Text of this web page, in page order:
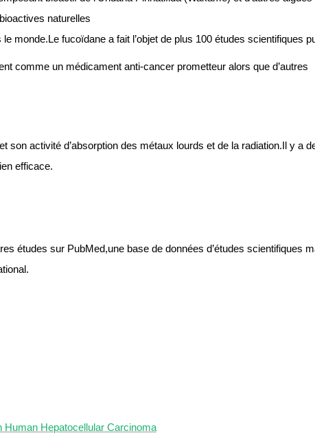
naturelles
monde.Le fucoïdane a fait l’objet de plus 100 études scientifiques
comme un médicament anti-cancer prometteur alors que d’autres
activité d’absorption des métaux lourds et de la radiation.Il y a
efficace.
études sur PubMed,une base de données d’études scientifiques
Human Hepatocellular Carcinoma